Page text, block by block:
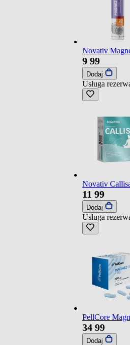
Novativ
9 99
Dodaj
Usługa
Novativ
11 99
Dodaj
Usługa
PellCore
34 99
Dodaj